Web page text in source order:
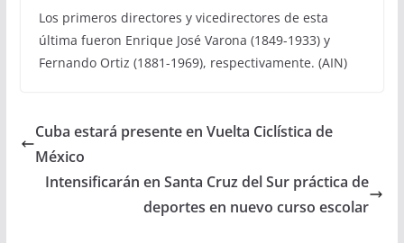
Los primeros directores y vicedirectores de esta
última fueron Enrique José Varona (1849-1933) y
Fernando Ortiz (1881-1969), respectivamente. (AIN)
Cuba estará presente en Vuelta Ciclística de
México
Intensificarán en Santa Cruz del Sur práctica de
deportes en nuevo curso escolar